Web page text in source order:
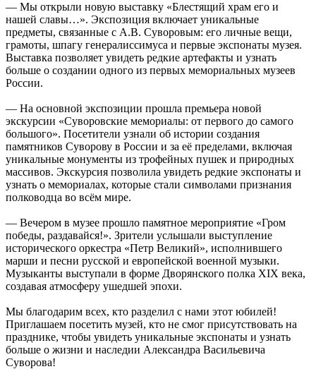
— Мы открыли новую выставку «Блестящий храм его и
нашей славы…». Экспозиция включает уникальные
предметы, связанные с А.В. Суворовым: его личные вещи,
грамоты, шпагу генералиссимуса и первые экспонаты музея.
Выставка позволяет увидеть редкие артефакты и узнать
больше о создании одного из первых мемориальных музеев
России.
— На основной экспозиции прошла премьера новой
экскурсии «Суворовские мемориалы: от первого до самого
большого». Посетители узнали об истории создания
памятников Суворову в России и за её пределами, включая
уникальные монументы из трофейных пушек и природных
массивов. Экскурсия позволила увидеть редкие экспонаты и
узнать о мемориалах, которые стали символами признания
полководца во всём мире.
— Вечером в музее прошло памятное мероприятие «Гром
победы, раздавайся!». Зрители услышали выступление
исторического оркестра «Петр Великий», исполнившего
марши и песни русской и европейской военной музыки.
Музыканты выступали в форме Дворянского полка XIX века,
создавая атмосферу ушедшей эпохи.
Мы благодарим всех, кто разделил с нами этот юбилей!
Приглашаем посетить музей, кто не смог присутствовать на
празднике, чтобы увидеть уникальные экспонаты и узнать
больше о жизни и наследии Александра Васильевича
Суворова!